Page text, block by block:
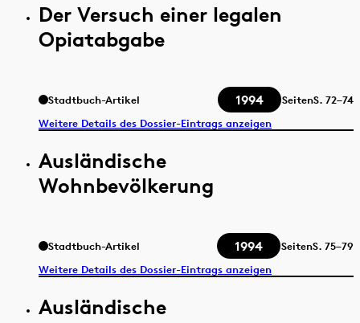
Der Versuch einer legalen
Opiatabgabe
Stadtbuch-Artikel 1994 SeitenS. 72–74
Weitere Details des Dossier-Eintrags anzeigen
Ausländische
Wohnbevölkerung
Stadtbuch-Artikel 1994 SeitenS. 75–79
Weitere Details des Dossier-Eintrags anzeigen
Ausländische